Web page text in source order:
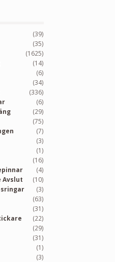
(39)
(35)
(1625)
(14)
(6)
(34)
(336)
(6)
(29)
(75)
(7)
(3)
(1)
(16)
(4)
Avslut
(10)
(3)
(63)
(31)
(22)
(29)
(31)
(1)
(3)